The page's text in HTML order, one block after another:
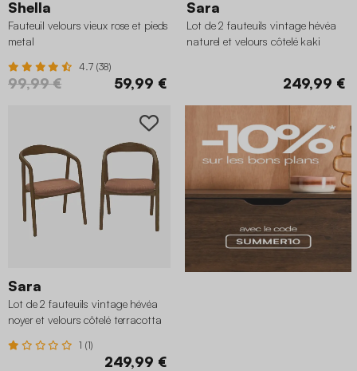
Shella
Fauteuil velours vieux rose et pieds
metal
4.7 (38)
99,99 € 59,99 €
Sara
Lot de 2 fauteuils vintage hévéa
naturel et velours côtelé kaki
249,99 €
Sara
Lot de 2 fauteuils vintage hévéa
noyer et velours côtelé terracotta
1 (1)
249,99 €